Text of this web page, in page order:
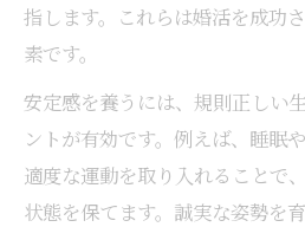
指します。これらは婚活を成功
素です。
安定感を養うには、規則正しい
ントが有効です。例えば、睡眠
適度な運動を取り入れることで
状態を保てます。誠実な姿勢を